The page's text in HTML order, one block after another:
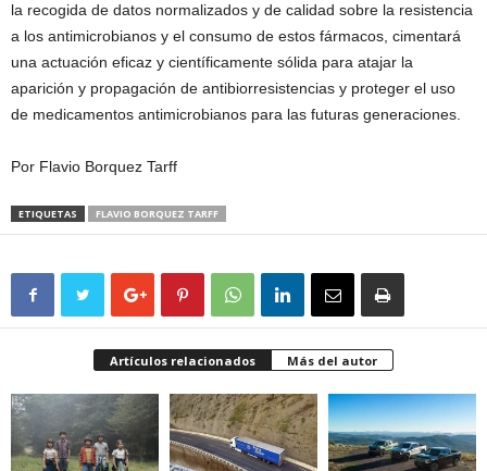
la recogida de datos normalizados y de calidad sobre la resistencia
a los antimicrobianos y el consumo de estos fármacos, cimentará
una actuación eficaz y científicamente sólida para atajar la
aparición y propagación de antibiorresistencias y proteger el uso
de medicamentos antimicrobianos para las futuras generaciones.
Por Flavio Borquez Tarff
ETIQUETAS FLAVIO BORQUEZ TARFF
Artículos relacionados Más del autor